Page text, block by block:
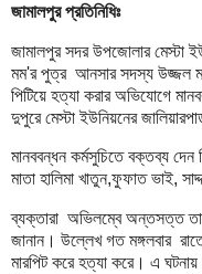
জামালপুর প্রতিনিধিঃ
জামালপুর সদর উপজোলার মেস্টা
মম'র পুত্র আনসার সদস্য উজ্জল
পিটিয়ে হত্যা করার অভিযোগে
দুপুরে মেস্টা ইউনিয়নের
মানববন্ধন কর্মসুচিতে বক্তব্য দেন
মাতা হালিমা খাতুন,ফুফাত ভাই,
ব্যক্তারা অভিলম্বে অন্তসত্ত
জানান। উল্লেখ গত মঙ্গলবার রাতে
মারপিট করে হত্যা করে। এ ঘটনায়